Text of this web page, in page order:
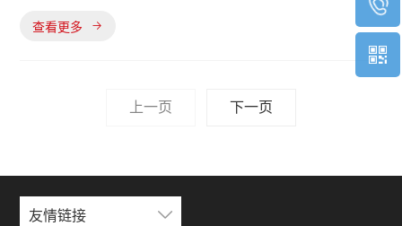
聚了众多行业精英与合作伙伴呈现出历正科技在低空
安防领域的技术实力与战略布局彰显出历正科技在无
人机反制领域中的领航地位大会于上午正式开始，与
会嘉宾在历正科技代表的陪同下，参观了洛阳生产制
造中心与技术服务中心，
查看更多
上一页 下一页
友情链接